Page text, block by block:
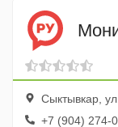
Сыктывкар,
+7 (904) 274-